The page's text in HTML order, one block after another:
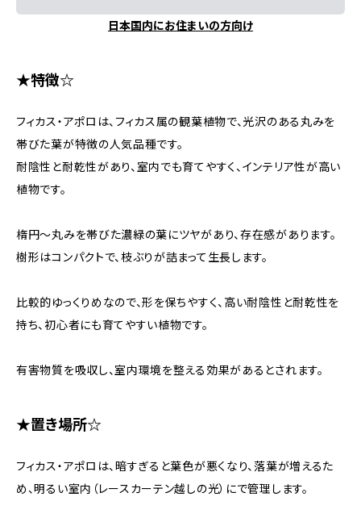
日本国内にお住まいの方向け
★特徴☆
フィカス・アポロは、フィカス属の観葉植物で、光沢のある丸みを
帯びた葉が特徴の人気品種です。
耐陰性と耐乾性があり、室内でも育てやすく、インテリア性が高い
植物です。
楕円〜丸みを帯びた濃緑の葉にツヤがあり、存在感があります。
樹形はコンパクトで、枝ぶりが詰まって生長します。
比較的ゆっくりめなので、形を保ちやすく、高い耐陰性と耐乾性を
持ち、初心者にも育てやすい植物です。
有害物質を吸収し、室内環境を整える効果があるとされます。
★置き場所☆
フィカス・アポロは、暗すぎると葉色が悪くなり、落葉が増えるた
め、明るい室内（レースカーテン越しの光）にで管理します。